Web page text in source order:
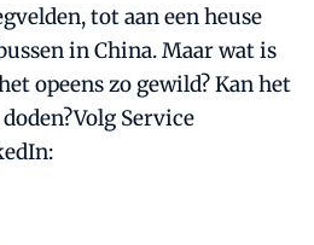
tot aan een heuse
in China. Maar wat is
opeens zo gewild? Kan het
Service